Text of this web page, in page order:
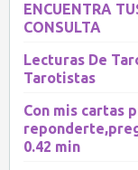
ENCUENTRA
CONSULTA
Lecturas De
Tarotistas
Con mis cartas
0.42 min